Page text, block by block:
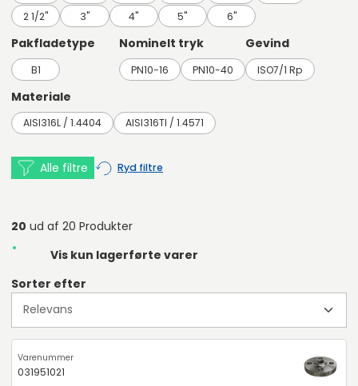
2 1/2"
3" 4" 5" 6"
Pakfladetype
B1
Nominelt tryk
PN10-16 PN10-40
Gevind
ISO7/1 Rp
Materiale
AISI316L / 1.4404 AISI316TI / 1.4571
Alle filtre Ryd filtre
20 ud af 20 Produkter
Vis kun lagerførte varer
Sorter efter
031951021